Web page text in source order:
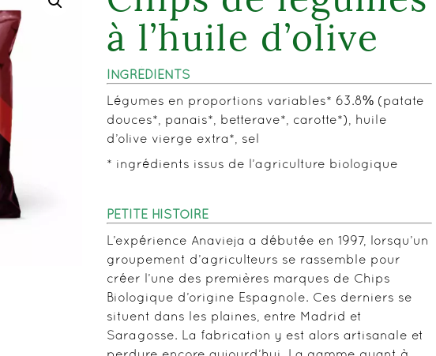
à l’huile d’olive
INGRÉDIENTS
Légumes en proportions variables* 63.8% (patate
douces*, panais*, betterave*, carotte*), huile
d’olive vierge extra*, sel
* ingrédients issus de l’agriculture biologique
PETITE HISTOIRE
L’expérience Anavieja a débutée en 1997, lorsqu’un
groupement d’agriculteurs se rassemble pour
créer l’une des premières marques de Chips
Biologique d’origine Espagnole. Ces derniers se
situent dans les plaines, entre Madrid et
Saragosse. La fabrication y est alors artisanale et